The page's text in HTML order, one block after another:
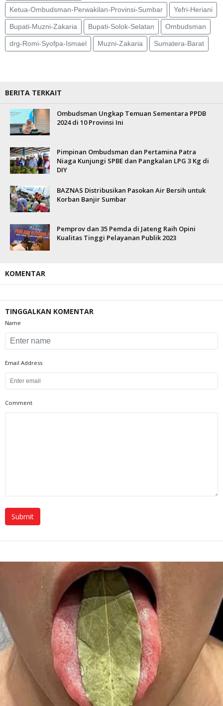
Ketua-Ombudsman-Perwakilan-Provinsi-Sumbar Yefri-Heriani
Bupati-Muzni-Zakaria Bupati-Solok-Selatan Ombudsman
drg-Romi-Syofpa-Ismael Muzni-Zakaria Sumatera-Barat
BERITA TERKAIT
Ombudsman Ungkap Temuan Sementara PPDB
2024 di 10 Provinsi Ini
Pimpinan Ombudsman dan Pertamina Patra
Niaga Kunjungi SPBE dan Pangkalan LPG 3 Kg di
DIY
BAZNAS Distribusikan Pasokan Air Bersih untuk
Korban Banjir Sumbar
Pemprov dan 35 Pemda di Jateng Raih Opini
Kualitas Tinggi Pelayanan Publik 2023
KOMENTAR
TINGGALKAN KOMENTAR
Name
Email Address
Comment